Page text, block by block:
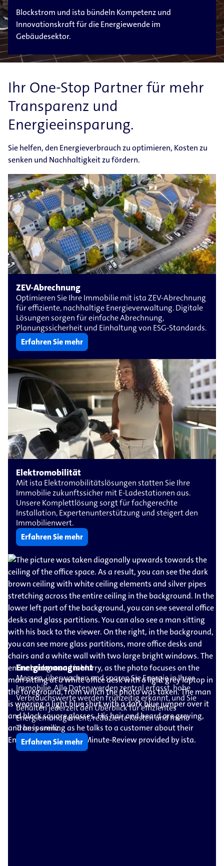
Blockstrom und ista bündeln Kompetenz und
Innovationskraft für die Energiewende im
Gebäudesektor.
Ihr One-Stop Partner für mehr
Transparenz und
Energieeinsparung.
Sie helfen, den Energieverbrauch zu optimieren, Kosten zu
senken und Nachhaltigkeit zu fördern.
ZEV-Abrechnung
Optimieren Sie Ihre Immobilie mit ista ZEV-Abrechnung
für effiziente, nachhaltige Energieverwaltung. Digitale
Lösungen sorgen für einfache Abrechnung,
Planungssicherheit und Einhaltung von ESG-Standards.
Erfahren Sie mehr
Elektromobilität
Mit ista Elektromobilitätslösungen statten Sie Ihre
Immobilie zukunftssicher mit E-Ladestationen aus.
Unsere Komplettlösung sorgt für fachgerechte
Installation, Expertenunterstützung und steigert den
Immobilienwert.
Erfahren Sie mehr
Energiemanagment
Messen, überwachen und sparen Sie Energie in Ihrer
Immobilie. Alle Daten werden zentral erfasst, hohe
Verbrauchswerte werden frühzeitig erkannt, und Sie
behalten jederzeit den Überblick für effizientes
Energiemanagement, reduzierte Kosten und mehr
Transparenz.
Erfahren Sie mehr